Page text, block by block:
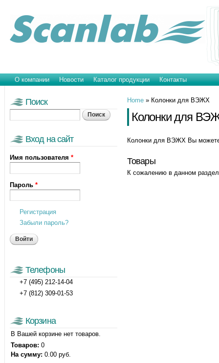
Главное меню
О компании Новости Каталог продукции Контакты
Поиск
Вход на сайт
Имя пользователя *
Пароль *
Регистрация
Забыли пароль?
Телефоны
+7 (495) 212-14-04
+7 (812) 309-01-53
Корзина
В Вашей корзине нет товаров.
Товаров: 0
На сумму: 0.00 руб.
Вы здесь
Home » Колонки для ВЭЖХ
Колонки для
Колонки для ВЭЖХ Вы
Товары
К сожалению в данном